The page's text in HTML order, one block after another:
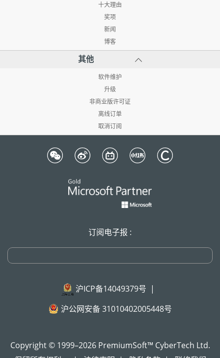
十大理由
奖项
新闻
博客
其他
软件维护
升级
非商业版许可证
离线订单
取消订阅
订阅电子报 :
沪ICP备14049379号 |
沪公网安备 31010402005448号
Copyright © 1999–2026 PremiumSoft™ CyberTech Ltd.